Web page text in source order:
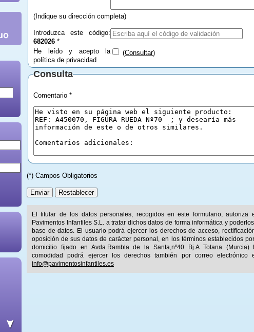
(Indique su dirección completa)
Introduzca este código:
682026 *
He leído y acepto la
política de privacidad
(Consultar)
Consulta
Comentario *
(*) Campos Obligatorios
El titular de los datos personales, recogidos en este formulario, autoriza
Pavimentos Infantiles S.L. a tratar dichos datos de forma informática y
base de datos. El usuario podrá ejercer los derechos de acceso,
oposición de sus datos de carácter personal, en los términos establecidos
domicilio fijado en Avda.Rambla de la Santa,nº40 Bj.A Totana (Murcia)
comodidad podrá ejercer los derechos también por correo electrónico
info@pavimentosinfantiles.es